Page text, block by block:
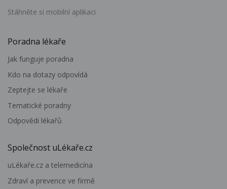
Stáhněte si mobilní aplikaci
Poradna lékaře
Jak funguje poradna
Kdo na dotazy odpovídá
Zeptejte se lékaře
Tematické poradny
Odpovědi lékařů
Společnost uLékaře.cz
uLékaře.cz a telemedicína
Zdraví a prevence ve firmě